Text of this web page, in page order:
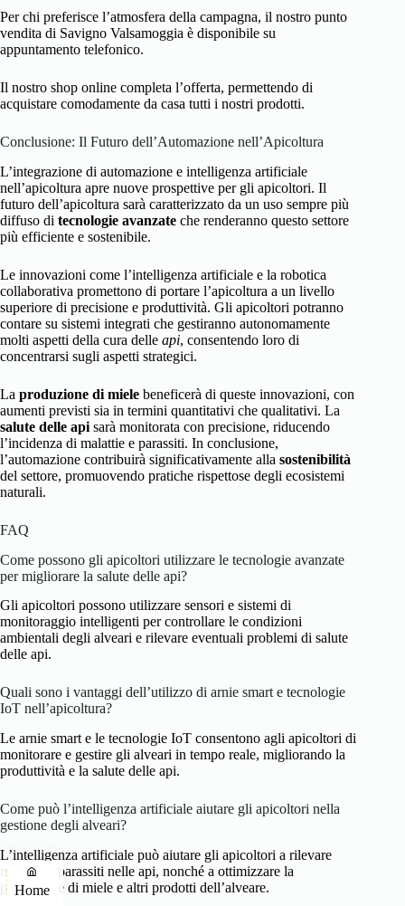
Per chi preferisce l’atmosfera della campagna, il nostro punto
vendita di Savigno Valsamoggia è disponibile su
appuntamento telefonico.
Il nostro shop online completa l’offerta, permettendo di
acquistare comodamente da casa tutti i nostri prodotti.
Conclusione: Il Futuro dell’Automazione nell’Apicoltura
L’integrazione di automazione e intelligenza artificiale
nell’apicoltura apre nuove prospettive per gli apicoltori. Il
futuro dell’apicoltura sarà caratterizzato da un uso sempre più
diffuso di tecnologie avanzate che renderanno questo settore
più efficiente e sostenibile.
Le innovazioni come l’intelligenza artificiale e la robotica
collaborativa promettono di portare l’apicoltura a un livello
superiore di precisione e produttività. Gli apicoltori potranno
contare su sistemi integrati che gestiranno autonomamente
molti aspetti della cura delle api, consentendo loro di
concentrarsi sugli aspetti strategici.
La produzione di miele beneficerà di queste innovazioni, con
aumenti previsti sia in termini quantitativi che qualitativi. La
salute delle api sarà monitorata con precisione, riducendo
l’incidenza di malattie e parassiti. In conclusione,
l’automazione contribuirà significativamente alla sostenibilità
del settore, promuovendo pratiche rispettose degli ecosistemi
naturali.
FAQ
Come possono gli apicoltori utilizzare le tecnologie avanzate
per migliorare la salute delle api?
Gli apicoltori possono utilizzare sensori e sistemi di
monitoraggio intelligenti per controllare le condizioni
ambientali degli alveari e rilevare eventuali problemi di salute
delle api.
Quali sono i vantaggi dell’utilizzo di arnie smart e tecnologie
IoT nell’apicoltura?
Le arnie smart e le tecnologie IoT consentono agli apicoltori di
monitorare e gestire gli alveari in tempo reale, migliorando la
produttività e la salute delle api.
Come può l’intelligenza artificiale aiutare gli apicoltori nella
gestione degli alveari?
L’intelligenza artificiale può aiutare gli apicoltori a rilevare
malattie e parassiti nelle api, nonché a ottimizzare la
produzione di miele e altri prodotti dell’alveare.
Home